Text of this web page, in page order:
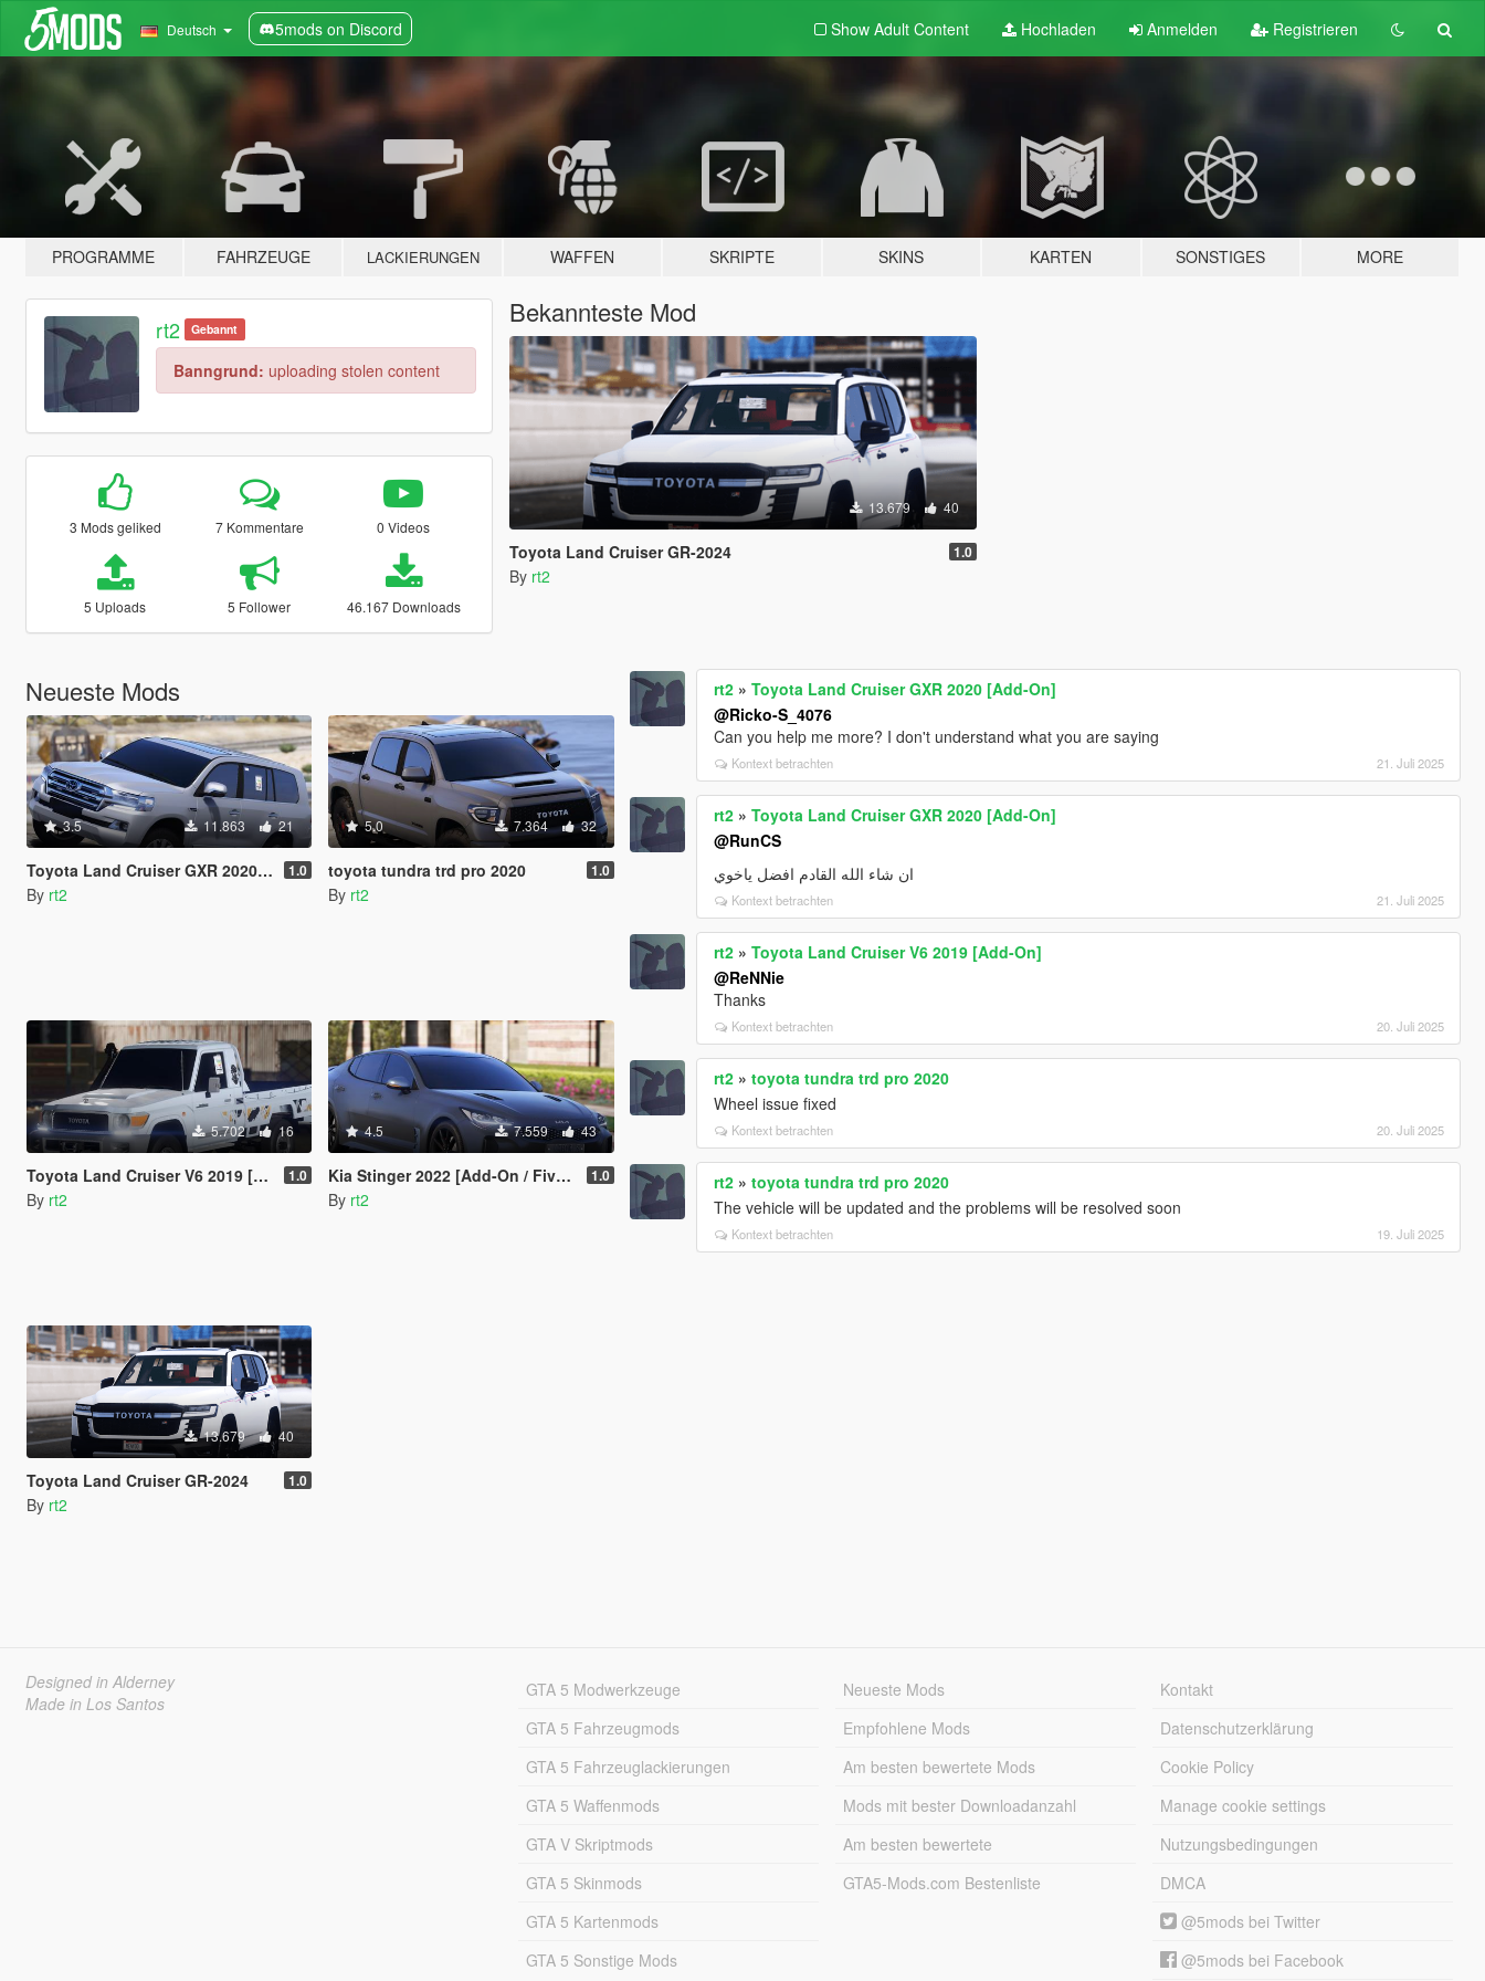
Deutsch 5mods on Discord Show Adult Content Hochladen Anmelden Registrieren
PROGRAMME FAHRZEUGE LACKIERUNGEN WAFFEN SKRIPTE SKINS KARTEN SONSTIGES MORE
rt2 Gebannt
Banngrund: uploading stolen content
3 Mods geliked 7 Kommentare 0 Videos
5 Uploads 5 Follower 46.167 Downloads
Bekannteste Mod
13.679 40
Toyota Land Cruiser GR-2024 1.0
By rt2
Neueste Mods
3.5 11.863 21
Toyota Land Cruiser GXR 2020 [Add-On] 1.0
By rt2
5.0 7.364 32
toyota tundra trd pro 2020 1.0
By rt2
5.702 16
Toyota Land Cruiser V6 2019 [Add-On] 1.0
By rt2
4.5 7.559 43
Kia Stinger 2022 [Add-On / FiveM] 1.0
By rt2
13.679 40
Toyota Land Cruiser GR-2024 1.0
By rt2
rt2 »Toyota Land Cruiser GXR 2020 [Add-On]
@Ricko-S_4076
Can you help me more? I don't understand what you are saying
Kontext betrachten 21. Juli 2025
rt2 »Toyota Land Cruiser GXR 2020 [Add-On]
@RunCS
ان شاء الله القادم افضل ياخوي
Kontext betrachten 21. Juli 2025
rt2 »Toyota Land Cruiser V6 2019 [Add-On]
@ReNNie
Thanks
Kontext betrachten 20. Juli 2025
rt2 »toyota tundra trd pro 2020
Wheel issue fixed
Kontext betrachten 20. Juli 2025
rt2 »toyota tundra trd pro 2020
The vehicle will be updated and the problems will be resolved soon
Kontext betrachten 19. Juli 2025
Designed in Alderney
Made in Los Santos
GTA 5 Modwerkzeuge
GTA 5 Fahrzeugmods
GTA 5 Fahrzeuglackierungen
GTA 5 Waffenmods
GTA V Skriptmods
GTA 5 Skinmods
GTA 5 Kartenmods
GTA 5 Sonstige Mods
Neueste Mods
Empfohlene Mods
Am besten bewertete Mods
Mods mit bester Downloadanzahl
Am besten bewertete
GTA5-Mods.com Bestenliste
Kontakt
Datenschutzerklärung
Cookie Policy
Manage cookie settings
Nutzungsbedingungen
DMCA
@5mods bei Twitter
@5mods bei Facebook